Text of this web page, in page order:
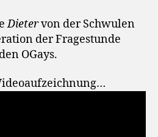
Dietervon der Schwulen
der Fragestunde
OGays.